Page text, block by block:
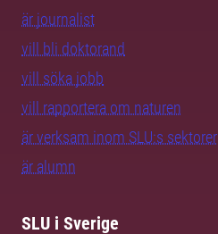
är journalist
vill bli doktorand
vill söka jobb
vill rapportera om naturen
är verksam inom SLU:s sektorer
är alumn
SLU i Sverige